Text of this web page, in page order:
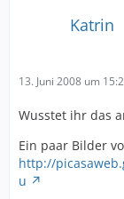
Katrin
13. Juni 2008 um
Wusstet ihr das
Ein paar Bilder
http://
u